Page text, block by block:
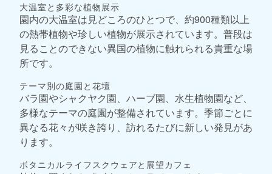
大温室と多彩な植物展示
園内の大温室は見どころのひとつで、約900種類以上
の熱帯植物や珍しい植物が展示されています。普段は
見ることのできない異国の植物に触れられる貴重な場
所です。
テーマ別の庭園と花壇
バラ園やシャクヤク園、ハーブ園、水生植物園など、
多様なテーマの庭園が整備されています。季節ごとに
異なる花々が咲き誇り、訪れるたびに新しい発見があ
ります。
ボタニカルライフスクウェアと展望カフェ